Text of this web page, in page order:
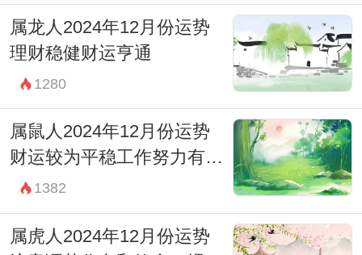
属龙人2024年12月份运势
理财稳健财运亨通
1280
属鼠人2024年12月份运势
财运较为平稳工作努力有回
报 1382
属虎人2024年12月份运势